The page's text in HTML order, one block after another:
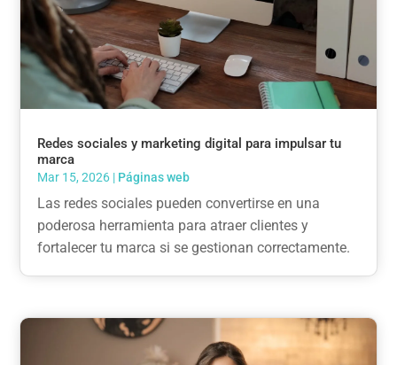
Redes sociales y marketing digital para impulsar tu
marca
Mar 15, 2026 | Páginas web
Las redes sociales pueden convertirse en una
poderosa herramienta para atraer clientes y
fortalecer tu marca si se gestionan correctamente.